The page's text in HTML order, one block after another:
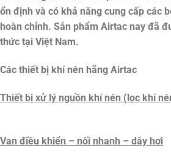
ổn định và có khả năng cung cấp các
hoàn chỉnh. Sản phẩm Airtac nay đã
thức tại Việt Nam.
Các thiết bị khí nén hãng Airtac
Thiết bị xử lý nguồn khí nén (lọc khí
Van điều khiển – nối nhanh – dây hơi